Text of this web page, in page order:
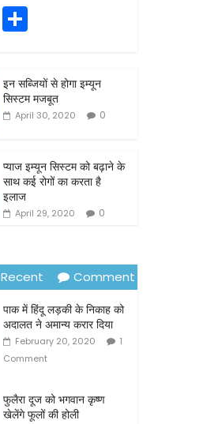
E
m
ar
e
इन सब्जियों से होगा इम्यून
सिस्टम मजबूत
April 30, 2020 0
प्याज इम्यून सिस्टम को बढ़ाने के
साथ कई रोगों का करता है
इलाज
April 29, 2020 0
Recent Comment
पाक में हिंदू लड़की के निकाह को
अदालत ने अमान्य करार दिया
February 20, 2020
1
Comment
फुलैरा दूज को भगवान कृष्ण
खेलेंगे फूलों की होली